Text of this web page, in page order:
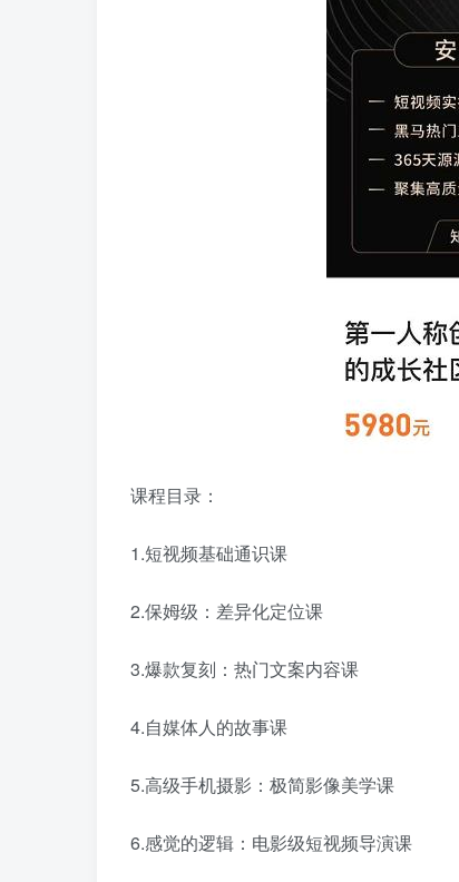
课程目录：
1.短视频基础通识课
2.保姆级：差异化定位课
3.爆款复刻：热门文案内容课
4.自媒体人的故事课
5.高级手机摄影：极简影像美学课
6.感觉的逻辑：电影级短视频导演课